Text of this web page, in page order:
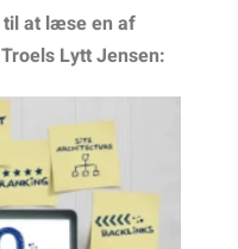
tilat læseen af
Troels LyttJensen: